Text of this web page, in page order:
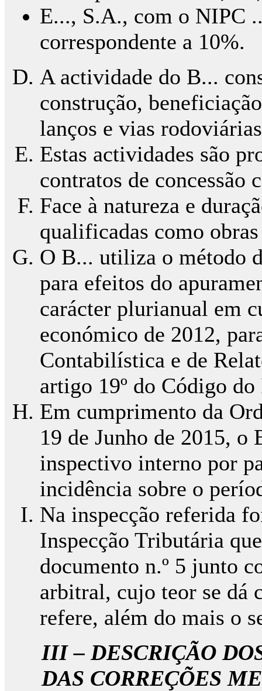
E..., S.A., com o NIPC
correspondente a 10%.
A actividade do B...
construção,
lanços e vias
Estas actividades são
contratos de concessão
Face à natureza e
qualificadas como
O B... utiliza o método
para efeitos do
carácter plurianual em
económico de 2012,
Contabilística e de
artigo 19º do Código
Em cumprimento da
19 de Junho de 2015,
inspectivo interno por
incidência sobre o
Na inspecção referida
Inspecção Tributária
documento n.º 5 junto
arbitral, cujo teor se dá
refere, além do mais o
III – DESCRIÇÃO
DAS CORREÇÕES